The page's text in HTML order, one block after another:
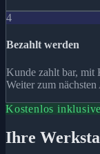
4
Bezahlt werden
Kunde zahlt bar, mit
Weiter zum
Kostenlos inklusive
Ihre